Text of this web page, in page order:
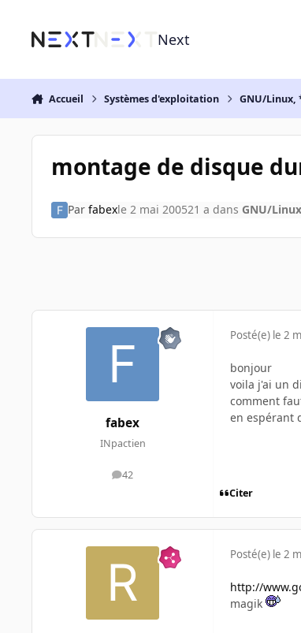
Next
Accueil Systèmes d'exploitation GNU/Linux,
montage de disque
Par fabexle 2 mai 200521 a dans GNU/
fabex
INpactien
42
messages
Posté(e) le 2
bonjour
voila j'ai un
comment
en espérant
Citer
Posté(e) le 2
http://
magik